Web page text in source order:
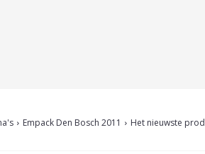
Empack Den Bosch 2011 Het nieuwste